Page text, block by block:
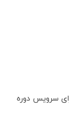
سرویس دوره